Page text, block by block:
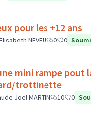
pour les +12 ans
NEVEU 0 0
mini rampe pout
trottinette
Joël MARTIN 10 0